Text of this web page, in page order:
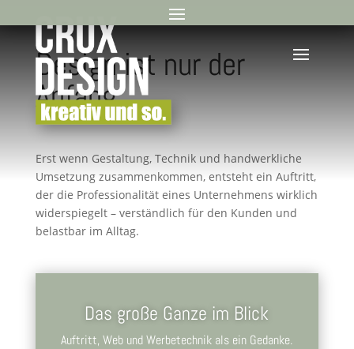
Design ist nur der
Anfang.
Erst wenn Gestaltung, Technik und handwerkliche
Umsetzung zusammenkommen, entsteht ein Auftritt,
der die Professionalität eines Unternehmens wirklich
widerspiegelt – verständlich für den Kunden und
belastbar im Alltag.
Das große Ganze im Blick
Auftritt, Web und Werbetechnik als ein Gedanke.